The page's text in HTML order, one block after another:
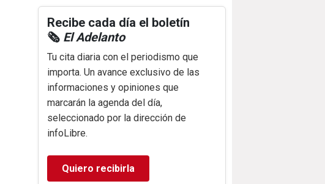
Recibe cada día el boletín
🗞️ El Adelanto
Tu cita diaria con el periodismo que
importa. Un avance exclusivo de las
informaciones y opiniones que
marcarán la agenda del día,
seleccionado por la dirección de
infoLibre.
Quiero recibirla